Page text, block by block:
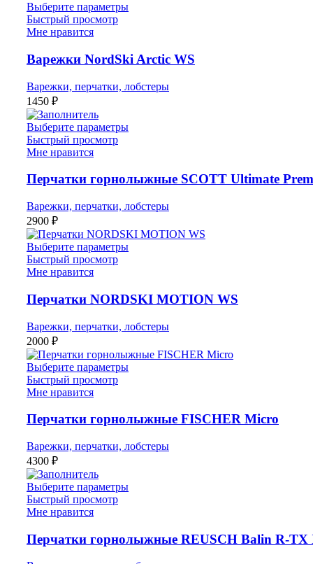
Выберите параметры
Быстрый просмотр
Мне нравится
Варежки NordSki Arctic WS
Варежки, перчатки, лобстеры
1450 ₽
Выберите параметры
Быстрый просмотр
Мне нравится
Перчатки горнолыжные SCOTT Ultimate
Варежки, перчатки, лобстеры
2900 ₽
Выберите параметры
Быстрый просмотр
Мне нравится
Перчатки NORDSKI MOTION WS
Варежки, перчатки, лобстеры
2000 ₽
Выберите параметры
Быстрый просмотр
Мне нравится
Перчатки горнолыжные FISCHER Micro
Варежки, перчатки, лобстеры
4300 ₽
Выберите параметры
Быстрый просмотр
Мне нравится
Перчатки горнолыжные REUSCH Balin R-TX